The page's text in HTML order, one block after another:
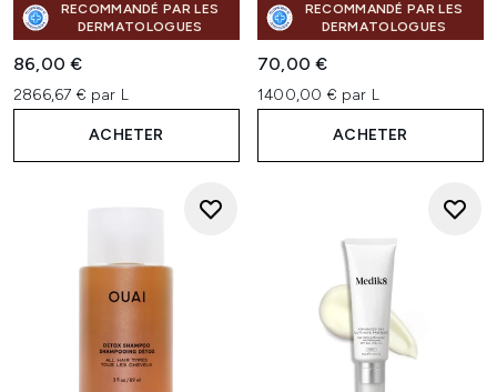
RECOMMANDÉ PAR LES
DERMATOLOGUES
86,00 €
2866,67 € par L
ACHETER
RECOMMANDÉ PAR LES
DERMATOLOGUES
70,00 €
1400,00 € par L
ACHETER